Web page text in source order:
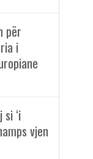
për
i
‘i
vjen